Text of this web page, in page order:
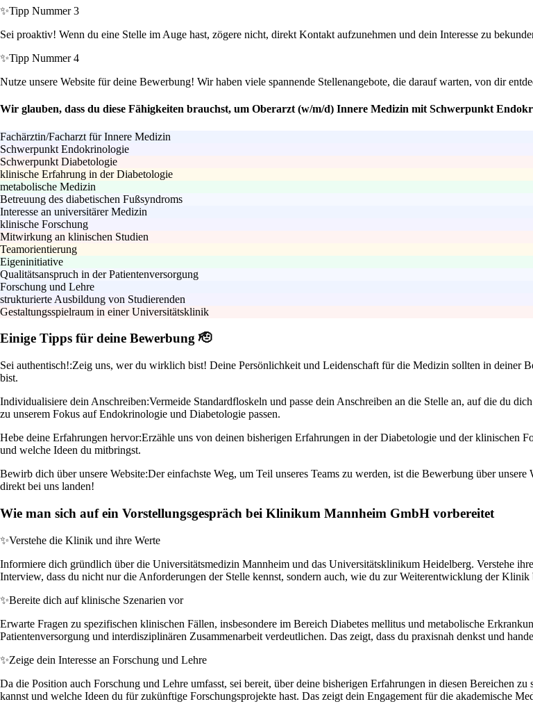
✨Tipp Nummer 3
Sei proaktiv! Wenn du eine Stelle im Auge hast, zögere nicht, direkt Kontakt aufzunehmen und dein Interesse zu
✨Tipp Nummer 4
Nutze unsere Website für deine Bewerbung! Wir haben viele spannende Stellenangebote, die darauf warten, von dir
Wir glauben, dass du diese Fähigkeiten brauchst, um Oberarzt (w/m/d) Innere Medizin mit Schwerpunkt
Fachärztin/Facharzt für Innere Medizin
Schwerpunkt Endokrinologie
Schwerpunkt Diabetologie
klinische Erfahrung in der Diabetologie
metabolische Medizin
Betreuung des diabetischen Fußsyndroms
Interesse an universitärer Medizin
klinische Forschung
Mitwirkung an klinischen Studien
Teamorientierung
Eigeninitiative
Qualitätsanspruch in der Patientenversorgung
Forschung und Lehre
strukturierte Ausbildung von Studierenden
Gestaltungsspielraum in einer Universitätsklinik
Einige Tipps für deine Bewerbung 🫡
Sei authentisch!:Zeig uns, wer du wirklich bist! Deine Persönlichkeit und Leidenschaft für die Medizin sollten in deiner
bist.
Individualisiere dein Anschreiben:Vermeide Standardfloskeln und passe dein Anschreiben an die Stelle an, auf die du
zu unserem Fokus auf Endokrinologie und Diabetologie passen.
Hebe deine Erfahrungen hervor:Erzähle uns von deinen bisherigen Erfahrungen in der Diabetologie und der klinischen
und welche Ideen du mitbringst.
Bewirb dich über unsere Website:Der einfachste Weg, um Teil unseres Teams zu werden, ist die Bewerbung über
direkt bei uns landen!
Wie man sich auf ein Vorstellungsgespräch bei Klinikum Mannheim GmbH vorbereitet
✨Verstehe die Klinik und ihre Werte
Informiere dich gründlich über die Universitätsmedizin Mannheim und das Universitätsklinikum Heidelberg. Verstehe
Interview, dass du nicht nur die Anforderungen der Stelle kennst, sondern auch, wie du zur Weiterentwicklung der Klinik
✨Bereite dich auf klinische Szenarien vor
Erwarte Fragen zu spezifischen klinischen Fällen, insbesondere im Bereich Diabetes mellitus und metabolische
Patientenversorgung und interdisziplinären Zusammenarbeit verdeutlichen. Das zeigt, dass du praxisnah denkst und
✨Zeige dein Interesse an Forschung und Lehre
Da die Position auch Forschung und Lehre umfasst, sei bereit, über deine bisherigen Erfahrungen in diesen Bereichen
kannst und welche Ideen du für zukünftige Forschungsprojekte hast. Das zeigt dein Engagement für die akademische